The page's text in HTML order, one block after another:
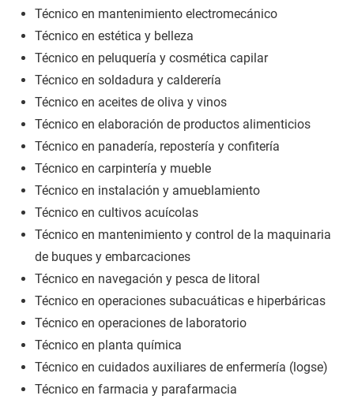
Técnico en mantenimiento electromecánico
Técnico en estética y belleza
Técnico en peluquería y cosmética capilar
Técnico en soldadura y calderería
Técnico en aceites de oliva y vinos
Técnico en elaboración de productos alimenticios
Técnico en panadería, repostería y confitería
Técnico en carpintería y mueble
Técnico en instalación y amueblamiento
Técnico en cultivos acuícolas
Técnico en mantenimiento y control de la maquinaria
de buques y embarcaciones
Técnico en navegación y pesca de litoral
Técnico en operaciones subacuáticas e hiperbáricas
Técnico en operaciones de laboratorio
Técnico en planta química
Técnico en cuidados auxiliares de enfermería (logse)
Técnico en farmacia y parafarmacia